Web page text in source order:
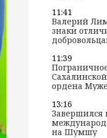
11:41
Валерий
знаки
11:39
ордена
13:16
Завершился
на Шумшу